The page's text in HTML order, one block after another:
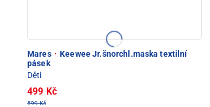
Mares · Keewee Jr.šnorchl.maska textilní
pásek
Děti
499 Kč
599 Kč